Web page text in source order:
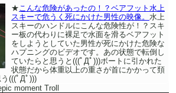
★ こんな危険があったの！？ベアフット水上
スキーで危うく死にかけた男性の映像。 水上
スキーのハンドルにこんな危険性が！？スキ
ー板の代わりに裸足で水面を滑るベアフット
をしようとしていた男性が死にかけた危険な
ハプニングのビデオです。あの状態で転倒し
ていたらと思うと(((ﾟДﾟ)))ボートに引かれた
状態だから体重以上の重さが首にかかって頚
(((ﾟДﾟ)))
moment Troll